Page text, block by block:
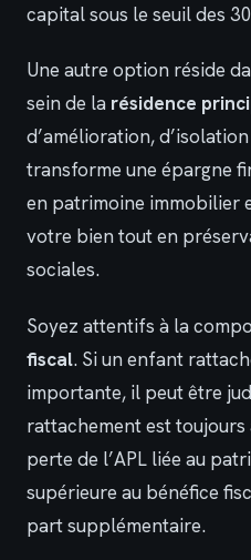
capital sous le seuil des
Une autre option réside
sein de la résidence
d’amélioration,
transforme une épargne
en patrimoine immobilier
votre bien tout en
sociales.
Soyez attentifs à la
fiscal. Si un enfant
importante, il peut être
rattachement est toujours
perte de l’APL liée au
supérieure au bénéfice
part supplémentaire.